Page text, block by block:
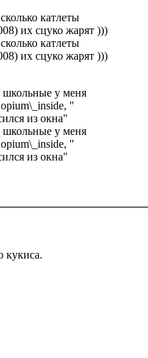
катлеты
их сцуко жарят )))
катлеты
их сцуко жарят )))
у меня
"
из окна"
у меня
"
из окна"
кукиса.